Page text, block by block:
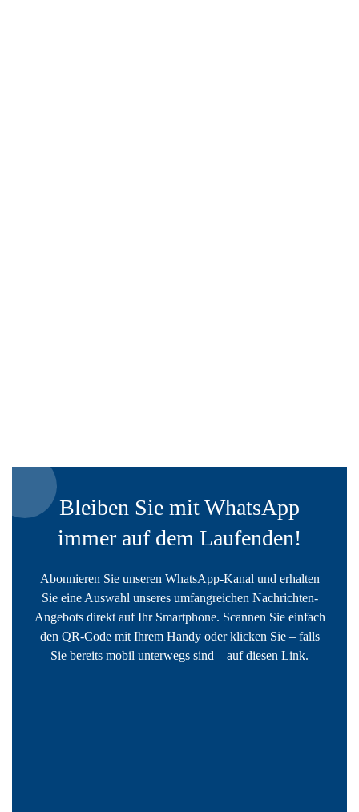
Bleiben Sie mit WhatsApp
immer auf dem Laufenden!
Abonnieren Sie unseren WhatsApp-Kanal und erhalten
Sie eine Auswahl unseres umfangreichen Nachrichten-
Angebots direkt auf Ihr Smartphone. Scannen Sie einfach
den QR-Code mit Ihrem Handy oder klicken Sie – falls
Sie bereits mobil unterwegs sind – aufdiesen Link.